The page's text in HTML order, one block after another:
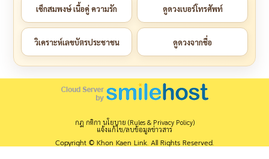
เช็กสมพงษ์ เนื้อคู่ ความรัก ดูดวงเบอร์โทรศัพท์
วิเคราะห์เลขบัตรประชาชน ดูดวงจากชื่อ
กฎ กติกา นโยบาย (Rules & Privacy Policy)
แจ้งแก้ไข/ลบข้อมูลข่าวสาร
Copyright © Khon Kaen Link. All Rights Reserved.